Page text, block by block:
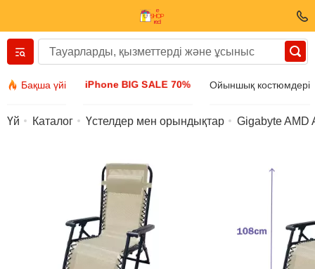
Бақша үйі iPhone BIG SALE 70% Ойыншық костюмдері
Вернуться назад
Бижутерия
Үй Каталог Үстелдер мен орындықтар Gigabyte AMD